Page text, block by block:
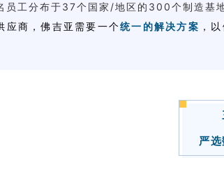
工分布于37个国家/地区的300个制造基
应商，佛吉亚需要一个统一的解决方案 ，
严